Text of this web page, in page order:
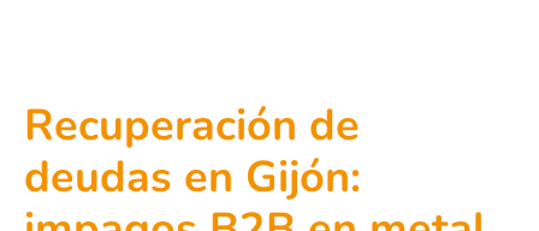
Recuperación de
deudas en Gijón: